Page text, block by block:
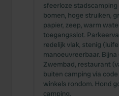
sfeerloze
bomen, hoge struiken,
papier, zeep, warm
toegangsslot.
redelijk vlak, stenig
manoeuvreerbaar.
Zwembad, restaurant
buiten camping via
winkels rondom. Hond
camping.